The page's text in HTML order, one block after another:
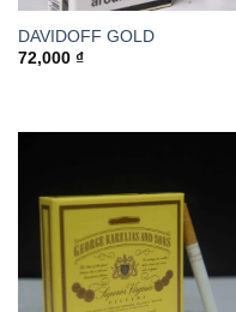
DAVIDOFF GOLD
72,000 ₫